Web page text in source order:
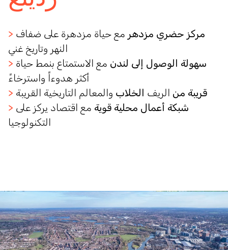
> مركز حضري مزدهر مع حياة مزدهرة على ضفاف
النهر وتاريخ غني
>
سهولة الوصول إلى لندن مع الاستمتاع بنمط حياة
أكثر هدوءاً واسترخاءً
>
قريبة من الريف الخلاب والمعالم التاريخية القريبة
>
شبكة أعمال محلية قوية مع اقتصاد يركز على
التكنولوجيا